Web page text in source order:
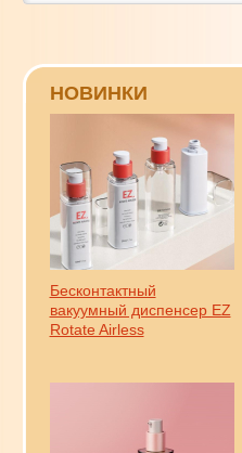
НОВИНКИ
Бесконтактный
вакуумный диспенсер EZ
Rotate Airless